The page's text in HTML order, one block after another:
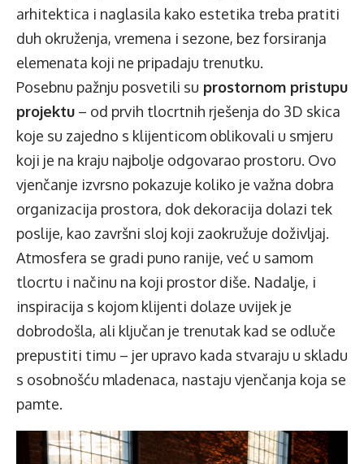
arhitektica i naglasila kako estetika treba pratiti
duh okruženja, vremena i sezone, bez forsiranja
elemenata koji ne pripadaju trenutku.
Posebnu pažnju posvetili su prostornom pristupu
projektu – od prvih tlocrtnih rješenja do 3D skica
koje su zajedno s klijenticom oblikovali u smjeru
koji je na kraju najbolje odgovarao prostoru. Ovo
vjenčanje izvrsno pokazuje koliko je važna dobra
organizacija prostora, dok dekoracija dolazi tek
poslije, kao završni sloj koji zaokružuje doživljaj.
Atmosfera se gradi puno ranije, već u samom
tlocrtu i načinu na koji prostor diše. Nadalje, i
inspiracija s kojom klijenti dolaze uvijek je
dobrodošla, ali ključan je trenutak kad se odluče
prepustiti timu – jer upravo kada stvaraju u skladu
s osobnošću mladenaca, nastaju vjenčanja koja se
pamte.